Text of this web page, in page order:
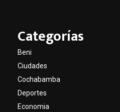
Categorías
Beni
Ciudades
Cochabamba
Deportes
Economia